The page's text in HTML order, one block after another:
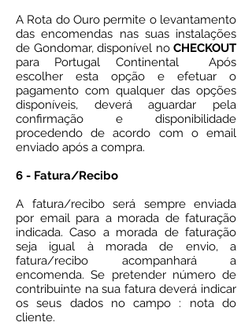
A Rota do Ouro permite o levantamento
das encomendas nas suas instalações
de Gondomar, disponível no CHECKOUT
para Portugal Continental Após
escolher esta opção e efetuar o
pagamento com qualquer das opções
disponíveis, deverá aguardar pela
confirmação e disponibilidade
procedendo de acordo com o email
enviado após a compra.
6 - Fatura/Recibo
A fatura/recibo será sempre enviada
por email para a morada de faturação
indicada. Caso a morada de faturação
seja igual à morada de envio, a
fatura/recibo acompanhará a
encomenda. Se pretender número de
contribuinte na sua fatura deverá indicar
os seus dados no campo : nota do
cliente.